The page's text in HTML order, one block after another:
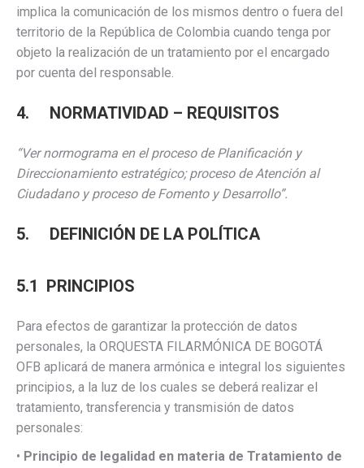
implica la comunicación de los mismos dentro o fuera del
territorio de la República de Colombia cuando tenga por
objeto la realización de un tratamiento por el encargado
por cuenta del responsable.
4. NORMATIVIDAD – REQUISITOS
“Ver normograma en el proceso de Planificación y
Direccionamiento estratégico; proceso de Atención al
Ciudadano y proceso de Fomento y Desarrollo”.
5. DEFINICIÓN DE LA POLÍTICA
5.1 PRINCIPIOS
Para efectos de garantizar la protección de datos
personales, la ORQUESTA FILARMÓNICA DE BOGOTÁ
OFB aplicará de manera armónica e integral los siguientes
principios, a la luz de los cuales se deberá realizar el
tratamiento, transferencia y transmisión de datos
personales:
• Principio de legalidad en materia de Tratamiento de